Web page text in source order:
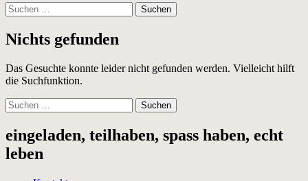
Suchen
nach:
Nichts gefunden
Das Gesuchte konnte leider nicht gefunden werden. Vielleicht hilft
die Suchfunktion.
Suchen
nach:
eingeladen, teilhaben, spass haben, echt
leben